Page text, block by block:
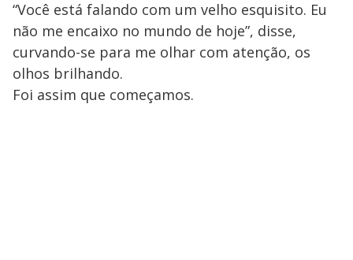
“Você está falando com um velho esquisito. Eu
não me encaixo no mundo de hoje”, disse,
curvando-se para me olhar com atenção, os
olhos brilhando.
Foi assim que começamos.